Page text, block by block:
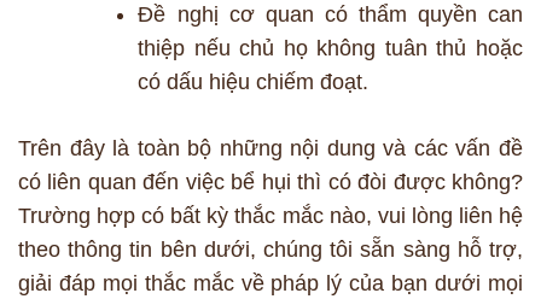
Đề nghị cơ quan có thẩm quyền can
thiệp nếu chủ họ không tuân thủ hoặc
có dấu hiệu chiếm đoạt.
Trên đây là toàn bộ những nội dung và các vấn đề
có liên quan đến việc bể hụi thì có đòi được không?
Trường hợp có bất kỳ thắc mắc nào, vui lòng liên hệ
theo thông tin bên dưới, chúng tôi sẵn sàng hỗ trợ,
giải đáp mọi thắc mắc về pháp lý của bạn dưới mọi